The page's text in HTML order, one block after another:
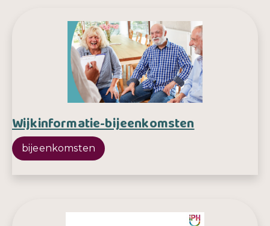
Wijkinformatie-bijeenkomsten
bijeenkomsten